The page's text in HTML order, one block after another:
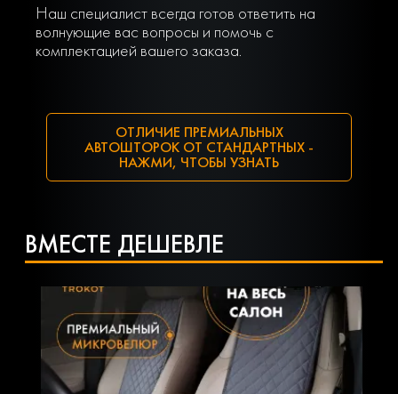
Наш специалист всегда готов ответить на
волнующие вас вопросы и помочь с
комплектацией вашего заказа.
ОТЛИЧИЕ ПРЕМИАЛЬНЫХ
АВТОШТОРОК ОТ СТАНДАРТНЫХ -
НАЖМИ, ЧТОБЫ УЗНАТЬ
ВМЕСТЕ ДЕШЕВЛЕ